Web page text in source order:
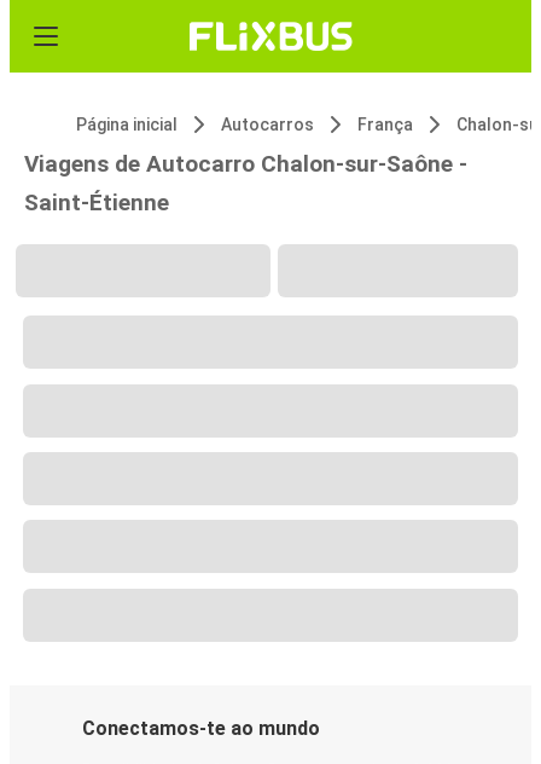
Página inicial Autocarros França Chalon-
Viagens de Autocarro Chalon-sur-Saône -
Saint-Étienne
Conectamos-te ao mundo